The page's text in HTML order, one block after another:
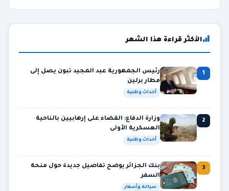
الأكثر قراءة هذا الشهر
1
رئيس الجمهورية عبد المجيد تبون يصل إلى
مطار برلين
أحداث وطنية
2
وزارة الدفاع: القضاء على إرهابيين بالناحية
العسكرية الأولى
أحداث وطنية
3
بنك الجزائر يوضح تفاصيل جديدة حول منحة
السفر
سياحة وأسفار